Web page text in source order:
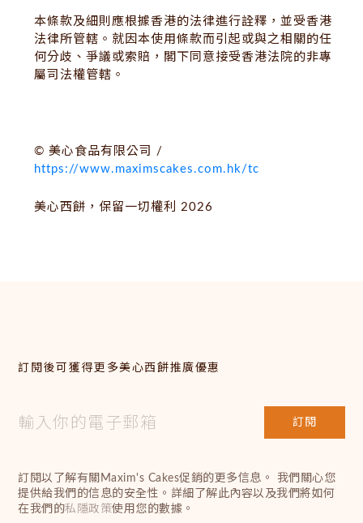
本條款及細則應根據香港的法律進行詮釋，並受香港
法律所管轄。就因本使用條款而引起或與之相關的任
何分歧、爭議或索賠，閣下同意接受香港法院的非專
屬司法權管轄。
© 美心食品有限公司 /
https://www.maximscakes.com.hk/tc
美心西餅，保留一切權利 2026
訂閱後可獲得更多美心西餅推廣優惠
訂閱
訂閱以了解有關Maxim's Cakes促銷的更多信息。 我們關心您
提供給我們的信息的安全性。詳細了解此內容以及我們將如何
在我們的私隱政策使用您的數據。